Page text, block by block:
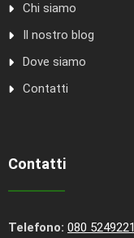
Chi siamo
Il nostro blog
Dove siamo
Contatti
Contatti
Telefono: 080 5249221